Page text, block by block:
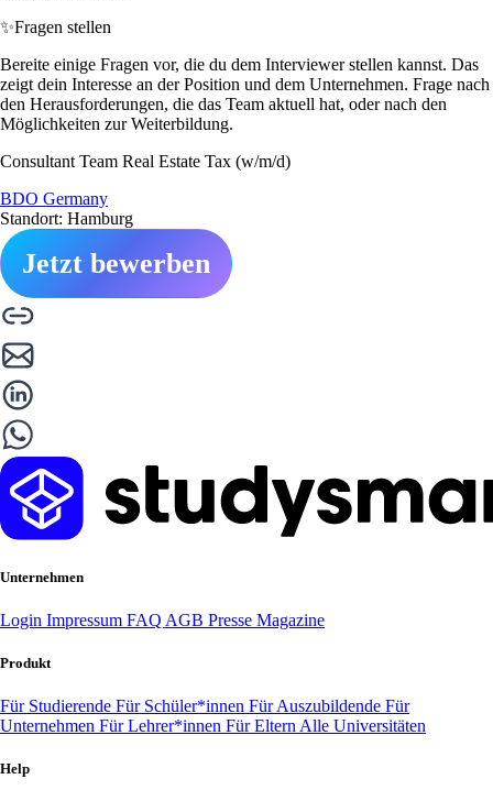
✨Fragen stellen
Bereite einige Fragen vor, die du dem Interviewer stellen kannst. Das
zeigt dein Interesse an der Position und dem Unternehmen. Frage nach
den Herausforderungen, die das Team aktuell hat, oder nach den
Möglichkeiten zur Weiterbildung.
Consultant Team Real Estate Tax (w/m/d)
BDO Germany
Standort: Hamburg
Jetzt bewerben
Unternehmen
Login Impressum FAQ AGB Presse Magazine
Produkt
Für Studierende Für Schüler*innen Für Auszubildende Für
Unternehmen Für Lehrer*innen Für Eltern Alle Universitäten
Help